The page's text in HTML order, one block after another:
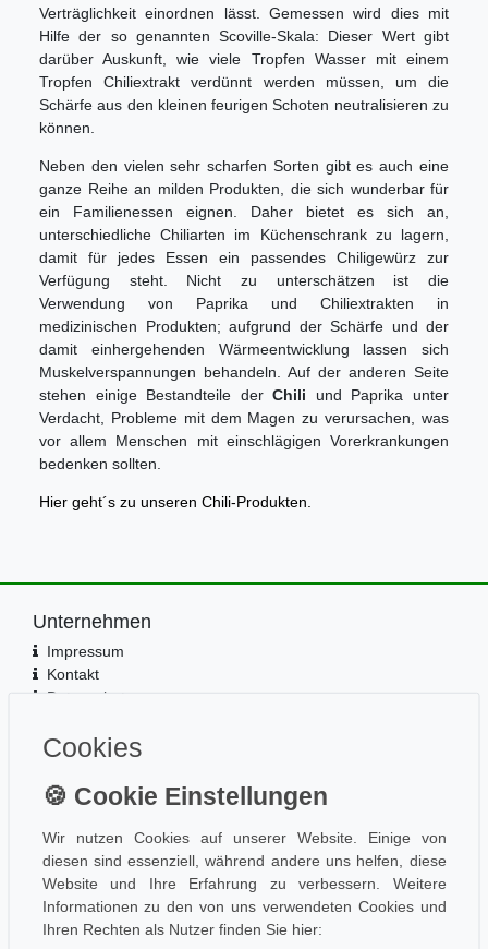
Verträglichkeit einordnen lässt. Gemessen wird dies mit
Hilfe der so genannten Scoville-Skala: Dieser Wert gibt
darüber Auskunft, wie viele Tropfen Wasser mit einem
Tropfen Chiliextrakt verdünnt werden müssen, um die
Schärfe aus den kleinen feurigen Schoten neutralisieren zu
können.
Neben den vielen sehr scharfen Sorten gibt es auch eine
ganze Reihe an milden Produkten, die sich wunderbar für
ein Familienessen eignen. Daher bietet es sich an,
unterschiedliche Chiliarten im Küchenschrank zu lagern,
damit für jedes Essen ein passendes Chiligewürz zur
Verfügung steht. Nicht zu unterschätzen ist die
Verwendung von Paprika und Chiliextrakten in
medizinischen Produkten; aufgrund der Schärfe und der
damit einhergehenden Wärmeentwicklung lassen sich
Muskelverspannungen behandeln. Auf der anderen Seite
stehen einige Bestandteile derChili und Paprika unter
Verdacht, Probleme mit dem Magen zu verursachen, was
vor allem Menschen mit einschlägigen Vorerkrankungen
bedenken sollten.
Hier geht´s zu unseren Chili-Produkten.
Unternehmen
Impressum
Kontakt
Datenschutz
Information
Aktuelles
Folge uns
Einkaufen
Cookies
Wir nutzen Cookies auf unserer Website. Einige von
diesen sind essenziell, während andere uns helfen, diese
Website und Ihre Erfahrung zu verbessern. Weitere
Informationen zu den von uns verwendeten Cookies und
Ihren Rechten als Nutzer finden Sie hier: